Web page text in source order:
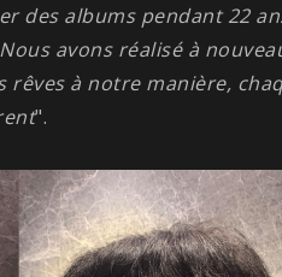
des albums pendant 22
avons réalisé à
à notre manière,
".